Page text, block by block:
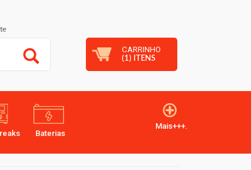
CARRINHO
(1) ITENS
Baterias
Mais+++.